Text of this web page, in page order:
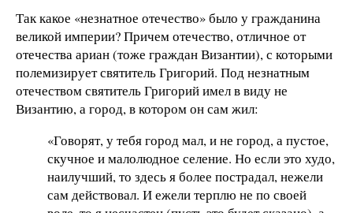
Так какое «незнатное отечество» было у гражданина
великой империи? Причем отечество, отличное от
отечества ариан (тоже граждан Византии), с которыми
полемизирует святитель Григорий. Под незнатным
отечеством святитель Григорий имел в виду не
Византию, а город, в котором он сам жил:
«Говорят, у тебя город мал, и не город, а пустое,
скучное и малолюдное селение. Но если это худо,
наилучший, то здесь я более пострадал, нежели
сам действовал. И ежели терплю не по своей